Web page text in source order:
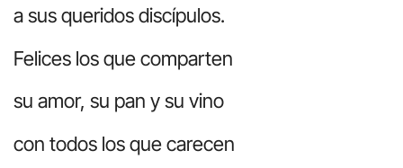
a sus queridos discípulos.
Felices los que comparten
su amor, su pan y su vino
con todos los que carecen